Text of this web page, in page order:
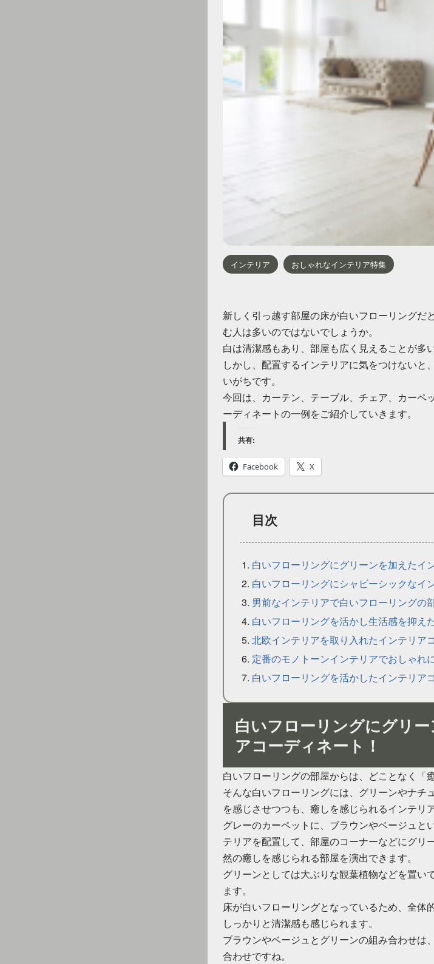
インテリア おしゃれなインテリア特集
新しく引っ越す部屋の床が白いフローリングだ
む人は多いのではないでしょうか。
白は清潔感もあり、部屋も広く見えることが多
しかし、配置するインテリアに気をつけないと
いがちです。
今回は、カーテン、テーブル、チェア、カーペ
ーディネートの一例をご紹介していきます。
共有:
Facebook X
目次
白いフローリングにグリーンを加えたイ
白いフローリングにシャビーシックなイ
男前なインテリアで白いフローリングの
白いフローリングを活かし生活感を抑え
北欧インテリアを取り入れたインテリア
定番のモノトーンインテリアでおしゃれ
白いフローリングを活かしたインテリア
白いフローリングにグリ
アコーディネート！
白いフローリングの部屋からは、どことなく「
そんな白いフローリングには、グリーンやナチ
を感じさせつつも、癒しを感じられるインテリ
グレーのカーペットに、ブラウンやベージュと
テリアを配置して、部屋のコーナーなどにグリ
然の癒しを感じられる部屋を演出できます。
グリーンとしては大ぶりな観葉植物などを置い
ます。
床が白いフローリングとなっているため、全体
しっかりと清潔感も感じられます。
ブラウンやベージュとグリーンの組み合わせは
合わせですね。